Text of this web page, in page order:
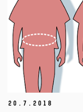
20. 7. 2018